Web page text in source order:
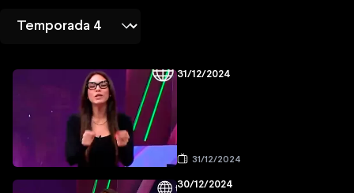
31/12/2024
31/12/2024
30/12/2024